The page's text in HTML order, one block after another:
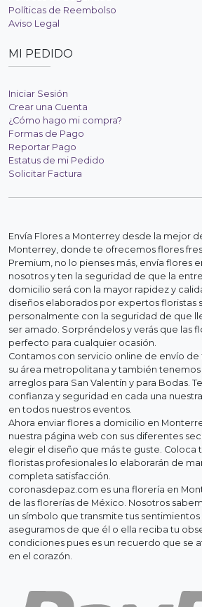
Políticas de Reembolso
Aviso Legal
MI PEDIDO
Iniciar Sesión
Crear una Cuenta
¿Cómo hago mi compra?
Formas de Pago
Reportar Pago
Estatus de mi Pedido
Solicitar Factura
Envía Flores a Monterrey desde la mejor
Monterrey, donde te ofrecemos flores
Premium, no lo pienses más, envía flores
nosotros y ten la seguridad de que la
domicilio será con la mayor rapidez y
diseños elaborados por expertos floristas
personalmente con la seguridad de que
ser amado. Sorpréndelos y verás que las
perfecto para cualquier ocasión.
Contamos con servicio online de envío
su área metropolitana y también
arreglos para San Valentín y para Bodas.
confianza y seguridad en cada una
en todos nuestros eventos.
Ahora enviar flores a domicilio en
nuestra página web con sus diferentes
elegir el diseño que más te guste. Coloca
floristas profesionales lo elaborarán de
completa satisfacción.
coronasdepaz.com es una florería en
de las florerías de México. Nosotros
un símbolo que transmite tus
aseguramos de que él o ella reciba tu
condiciones pues es un recuerdo que se
en el corazón.